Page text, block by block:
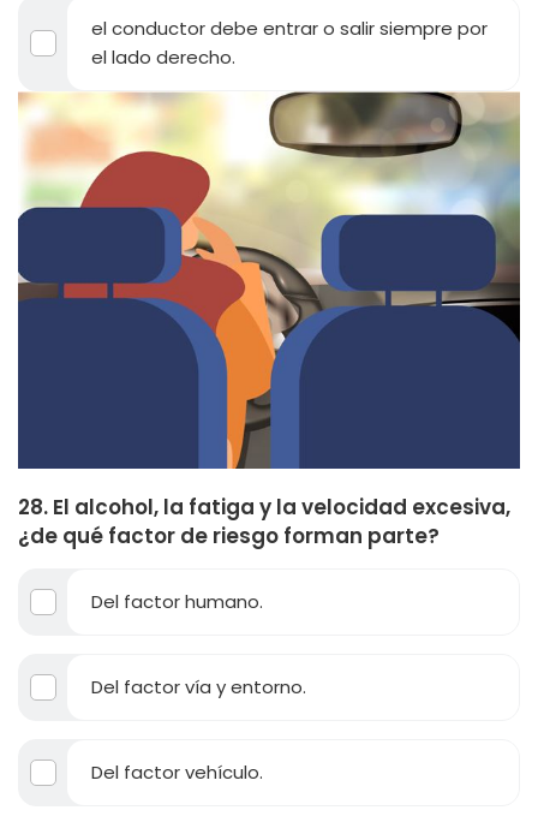
el conductor debe entrar o salir siempre por
el lado derecho.
28. El alcohol, la fatiga y la velocidad excesiva,
¿de qué factor de riesgo forman parte?
Del factor humano.
Del factor vía y entorno.
Del factor vehículo.